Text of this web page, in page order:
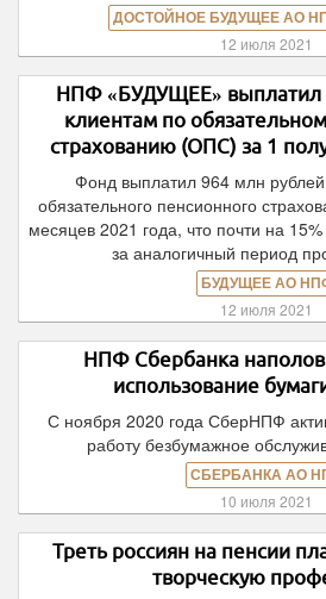
ДОСТОЙНОЕ БУДУЩЕЕ АО
12 июля 2021
НПФ «БУДУЩЕЕ» выплатил
клиентам по
страхованию (ОПС) за 1
Фонд выплатил 964 млн
обязательного пенсионного
месяцев 2021 года, что почти на
за аналогичный период
БУДУЩЕЕ АО
12 июля 2021
НПФ Сбербанка
использование
С ноября 2020 года СберНПФ
работу безбумажное
СБЕРБАНКА АО
10 июля 2021
Треть россиян на пенсии
творческую